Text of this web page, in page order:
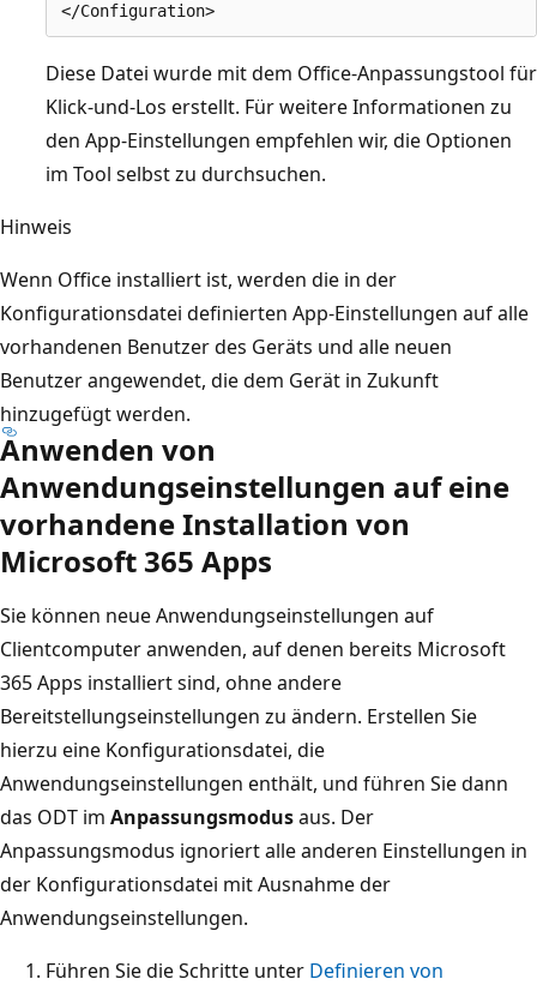
Diese Datei wurde mit dem Office-Anpassungstool für
Klick-und-Los erstellt. Für weitere Informationen zu
den App-Einstellungen empfehlen wir, die Optionen
im Tool selbst zu durchsuchen.
Hinweis
Wenn Office installiert ist, werden die in der
Konfigurationsdatei definierten App-Einstellungen auf alle
vorhandenen Benutzer des Geräts und alle neuen
Benutzer angewendet, die dem Gerät in Zukunft
hinzugefügt werden.
Anwenden von
Anwendungseinstellungen auf eine
vorhandene Installation von
Microsoft 365 Apps
Sie können neue Anwendungseinstellungen auf
Clientcomputer anwenden, auf denen bereits Microsoft
365 Apps installiert sind, ohne andere
Bereitstellungseinstellungen zu ändern. Erstellen Sie
hierzu eine Konfigurationsdatei, die
Anwendungseinstellungen enthält, und führen Sie dann
das ODT im Anpassungsmodusaus. Der
Anpassungsmodus ignoriert alle anderen Einstellungen in
der Konfigurationsdatei mit Ausnahme der
Anwendungseinstellungen.
Führen Sie die Schritte unter Definieren von